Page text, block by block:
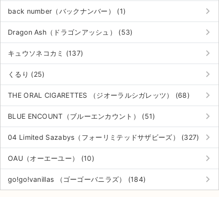
back number（バックナンバー） (1) keyboard_arrow_right
Dragon Ash（ドラゴンアッシュ） (53) keyboard_arrow_right
キュウソネコカミ (137) keyboard_arrow_right
くるり (25) keyboard_arrow_right
THE ORAL CIGARETTES （ジオーラルシガレッツ） (68) keyboard_arrow_right
BLUE ENCOUNT（ブルーエンカウント） (51) keyboard_arrow_right
04 Limited Sazabys（フォーリミテッドサザビーズ） (327) keyboard_arrow_right
OAU（オーエーユー） (10) keyboard_arrow_right
go!go!vanillas （ゴーゴーバニラズ） (184) keyboard_arrow_right